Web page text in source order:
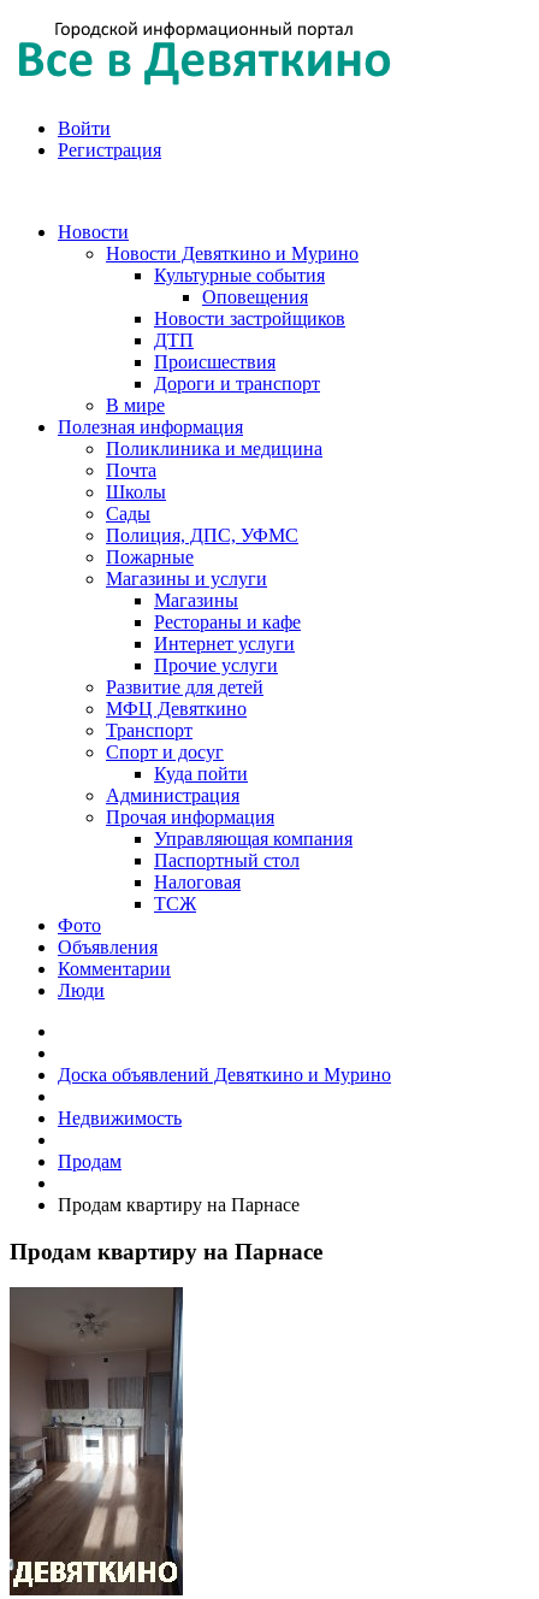
Войти
Регистрация
Новости
Новости Девяткино и Мурино
Культурные события
Оповещения
Новости застройщиков
ДТП
Происшествия
Дороги и транспорт
В мире
Полезная информация
Поликлиника и медицина
Почта
Школы
Сады
Полиция, ДПС, УФМС
Пожарные
Магазины и услуги
Магазины
Рестораны и кафе
Интернет услуги
Прочие услуги
Развитие для детей
МФЦ Девяткино
Транспорт
Спорт и досуг
Куда пойти
Администрация
Прочая информация
Управляющая компания
Паспортный стол
Налоговая
ТСЖ
Фото
Объявления
Комментарии
Люди
Доска объявлений Девяткино и Мурино
Недвижимость
Продам
Продам квартиру на Парнасе
Продам квартиру на Парнасе